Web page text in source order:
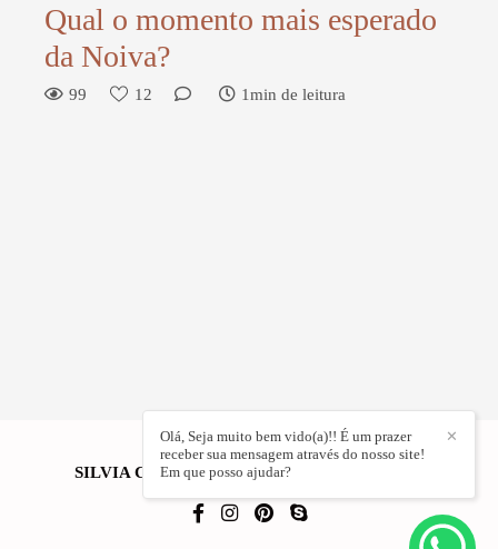
Qual o momento mais esperado
da Noiva?
99 12 1min de leitura
SILVIA CRISTINA FOTOGRAFIA
✕
Olá, Seja muito bem vido(a)!! É um prazer
receber sua mensagem através do nosso site!
Em que posso ajudar?